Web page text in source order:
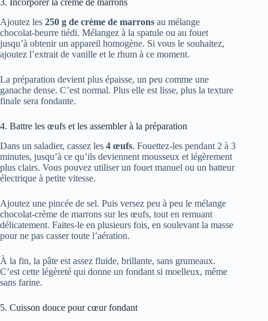
3. Incorporer la crème de marrons
Ajoutez les 250 g de crème de marrons au mélange
chocolat-beurre tiédi. Mélangez à la spatule ou au fouet
jusqu’à obtenir un appareil homogène. Si vous le souhaitez,
ajoutez l’extrait de vanille et le rhum à ce moment.
La préparation devient plus épaisse, un peu comme une
ganache dense. C’est normal. Plus elle est lisse, plus la texture
finale sera fondante.
4. Battre les œufs et les assembler à la préparation
Dans un saladier, cassez les 4 œufs. Fouettez-les pendant 2 à 3
minutes, jusqu’à ce qu’ils deviennent mousseux et légèrement
plus clairs. Vous pouvez utiliser un fouet manuel ou un batteur
électrique à petite vitesse.
Ajoutez une pincée de sel. Puis versez peu à peu le mélange
chocolat-crème de marrons sur les œufs, tout en remuant
délicatement. Faites-le en plusieurs fois, en soulevant la masse
pour ne pas casser toute l’aération.
À la fin, la pâte est assez fluide, brillante, sans grumeaux.
C’est cette légèreté qui donne un fondant si moelleux, même
sans farine.
5. Cuisson douce pour cœur fondant